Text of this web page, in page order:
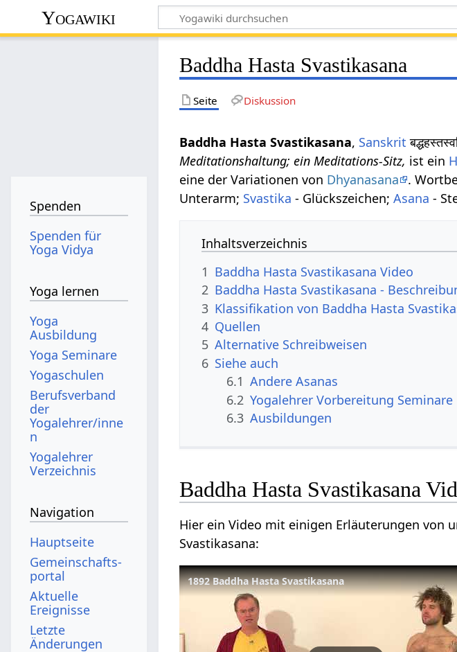
Yogawiki
Baddha Hasta Svastikasana
Seite Diskussion
Baddha Hasta Svastikasana, Sanskrit
Meditationshaltung; ein Meditations-Sitz, ist ein
eine der Variationen von Dhyanasana .
Unterarm; Svastika - Glückszeichen;Asana -
Inhaltsverzeichnis
1 Baddha Hasta Svastikasana Video
2 Baddha Hasta Svastikasana -
3 Klassifikation von Baddha Hasta
4 Quellen
5 Alternative Schreibweisen
6 Siehe auch
6.1 Andere Asanas
6.2 Yogalehrer Vorbereitung Seminare
6.3 Ausbildungen
Baddha Hasta Svastikasana
Hier ein Video mit einigen Erläuterungen von
Svastikasana:
1892 Baddha Hasta Svastikasana
Spenden
Spenden für
Yoga Vidya
Yoga lernen
Yoga
Ausbildung
Yoga Seminare
Yogaschulen
Berufsverband
der
Yogalehrer/inne
n
Yogalehrer
Verzeichnis
Navigation
Hauptseite
Gemeinschafts­
portal
Aktuelle
Ereignisse
Letzte
Änderungen